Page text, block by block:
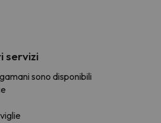
servizi
sono disponibili